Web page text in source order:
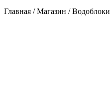
Главная /Магазин /Водоблоки